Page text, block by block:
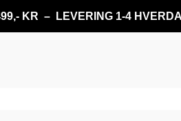
KR – LEVERING 1-4